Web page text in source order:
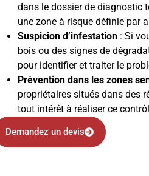
dans le dossier de diagnostic
une zone à risque définie par
Suspicion d’infestation : Si
bois ou des signes de
pour identifier et traiter le
Prévention dans les zones
propriétaires situés dans des
tout intérêt à réaliser ce
Demandez un devis